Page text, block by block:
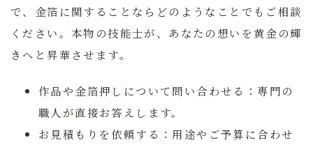
で、金箔に関することならどのようなことでもご相談
ください。本物の技能士が、あなたの想いを黄金の輝
きへと昇華させます。
作品や金箔押しについて問い合わせる：専門の
職人が直接お答えします。
お見積もりを依頼する： 用途やご予算に合わせ